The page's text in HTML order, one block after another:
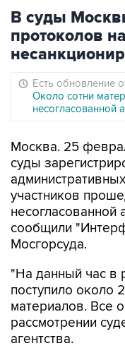
В суды
протоколов
Есть обновление
Около сотни
несогласованной
Москва. 25
суды
участников
сообщили
Мосгорсуда.
"На данный час в
поступило около
материалов. Все
рассмотрении
агентства.